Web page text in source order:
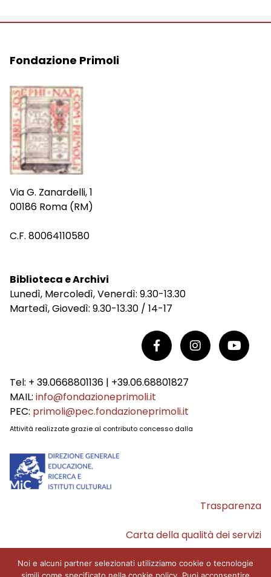
Fondazione Primoli
Via G. Zanardelli, 1
00186 Roma (RM)
C.F. 80064110580
Biblioteca e Archivi
Lunedì, Mercoledì, Venerdì: 9.30-13.30
Martedì, Giovedì: 9.30-13.30 / 14-17
Tel: + 39.0668801136 | +39.06.68801827
MAIL: info@fondazioneprimoli.it
PEC: primoli@pec.fondazioneprimoli.it
Attività realizzate grazie al contributo concesso dalla
Trasparenza
Carta della qualità dei servizi
Accessibilità
Noi e alcuni partner selezionati utilizziamo cookie o tecnologie